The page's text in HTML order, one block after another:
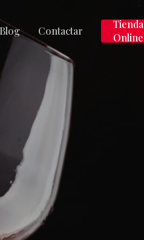
Blog Contactar
Tienda
Online